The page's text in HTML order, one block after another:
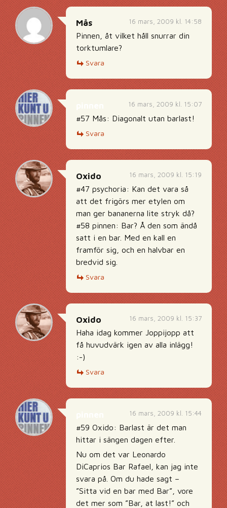
16 mars, 2009 kl. 14:58
Mås
Pinnen, åt vilket håll snurrar din
torktumlare?
Svara
16 mars, 2009 kl. 15:07
#57 Mås: Diagonalt utan barlast!
Svara
16 mars, 2009 kl. 15:19
Oxido
#47 psychoria: Kan det vara så
att det frigörs mer etylen om
man ger bananerna lite stryk då?
#58 pinnen: Bar? Å den som ändå
satt i en bar. Med en kall en
framför sig, och en halvbar en
bredvid sig.
Svara
16 mars, 2009 kl. 15:37
Oxido
Haha idag kommer Joppijopp att
få huvudvärk igen av alla inlägg!
:-)
Svara
16 mars, 2009 kl. 15:44
#59 Oxido: Barlast är det man
hittar i sängen dagen efter.
Nu om det var Leonardo
DiCaprios Bar Rafael, kan jag inte
svara på. Om du hade sagt –
”Sitta vid en bar med Bar”, vore
det mer som ”Bar, at last!” och